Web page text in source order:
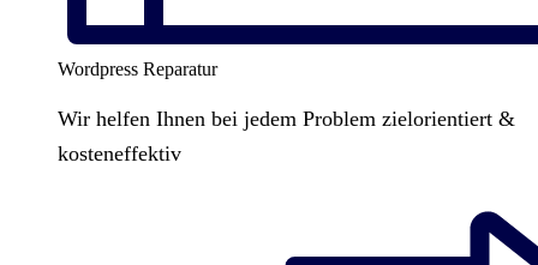
Wordpress Reparatur
Wir helfen Ihnen bei jedem Problem zielorientiert &
kosteneffektiv